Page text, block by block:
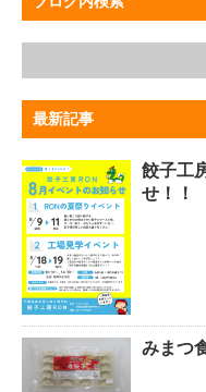
最新記事
餃子工
せ！！
みまつ